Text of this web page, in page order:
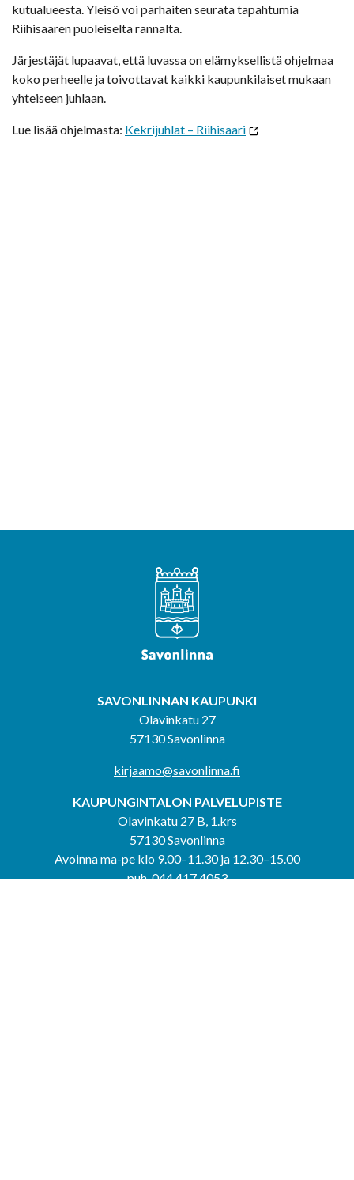
kutualueesta. Yleisö voi parhaiten seurata tapahtumia
Riihisaaren puoleiselta rannalta.
Järjestäjät lupaavat, että luvassa on elämyksellistä ohjelmaa
koko perheelle ja toivottavat kaikki kaupunkilaiset mukaan
yhteiseen juhlaan.
Lue lisää ohjelmasta: Kekrijuhlat – Riihisaari
SAVONLINNAN KAUPUNKI
Olavinkatu 27
57130 Savonlinna
kirjaamo@savonlinna.fi
KAUPUNGINTALON PALVELUPISTE
Olavinkatu 27 B, 1.krs
57130 Savonlinna
Avoinna ma-pe klo 9.00–11.30 ja 12.30–15.00
puh. 044 417 4053